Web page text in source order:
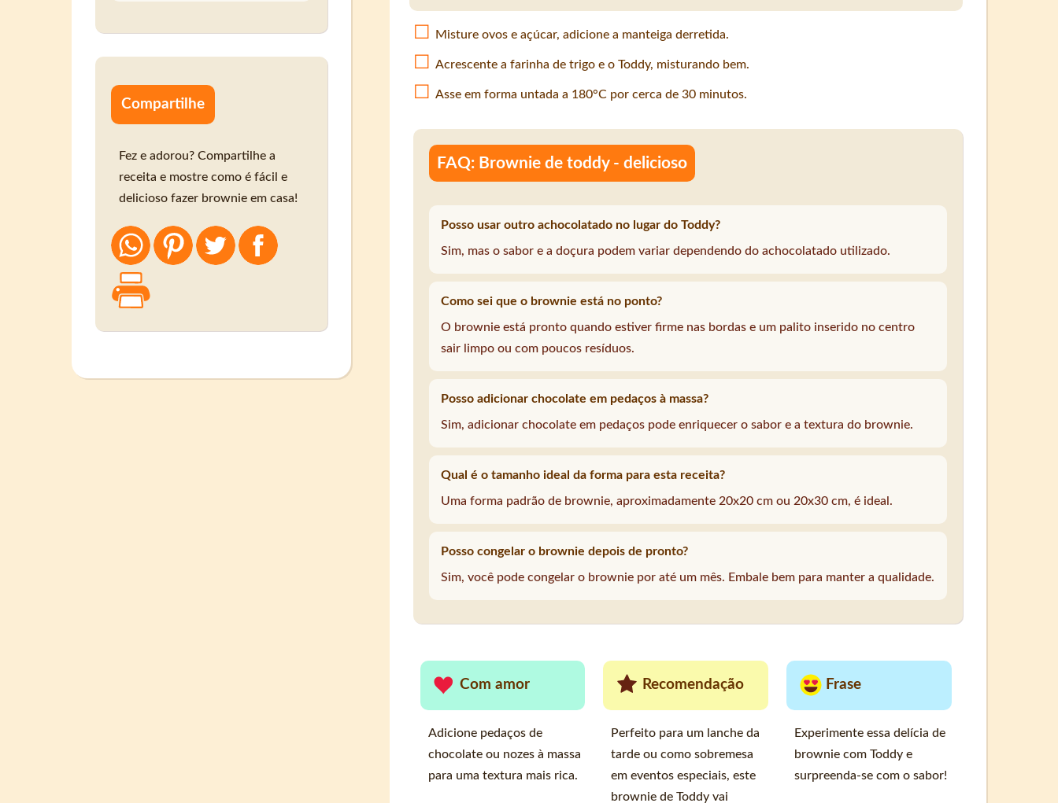
Misture ovos e açúcar, adicione a manteiga derretida.
Acrescente a farinha de trigo e o Toddy, misturando bem.
Asse em forma untada a 180°C por cerca de 30 minutos.
FAQ: Brownie de toddy - delicioso
Posso usar outro achocolatado no lugar do Toddy?
Sim, mas o sabor e a doçura podem variar dependendo do achocolatado utilizado.
Como sei que o brownie está no ponto?
O brownie está pronto quando estiver firme nas bordas e um palito inserido no centro
sair limpo ou com poucos resíduos.
Posso adicionar chocolate em pedaços à massa?
Sim, adicionar chocolate em pedaços pode enriquecer o sabor e a textura do brownie.
Qual é o tamanho ideal da forma para esta receita?
Uma forma padrão de brownie, aproximadamente 20x20 cm ou 20x30 cm, é ideal.
Posso congelar o brownie depois de pronto?
Sim, você pode congelar o brownie por até um mês. Embale bem para manter a qualidade.
Com amor
Adicione pedaços de
chocolate ou nozes à massa
para uma textura mais rica.
Recomendação
Perfeito para um lanche da
tarde ou como sobremesa
em eventos especiais, este
brownie de Toddy vai
Frase
Experimente essa delícia de
brownie com Toddy e
surpreenda-se com o sabor!
Compartilhe
Fez e adorou? Compartilhe a
receita e mostre como é fácil e
delicioso fazer brownie em casa!